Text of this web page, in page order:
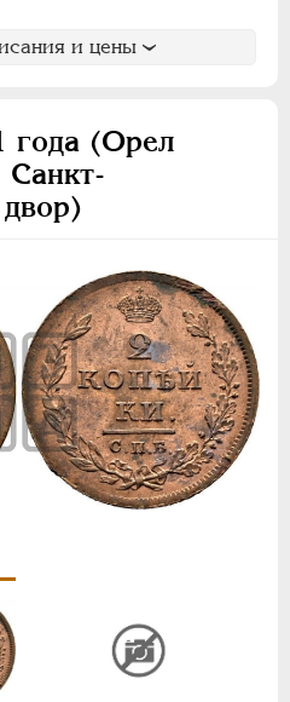
и цены
года (Орел